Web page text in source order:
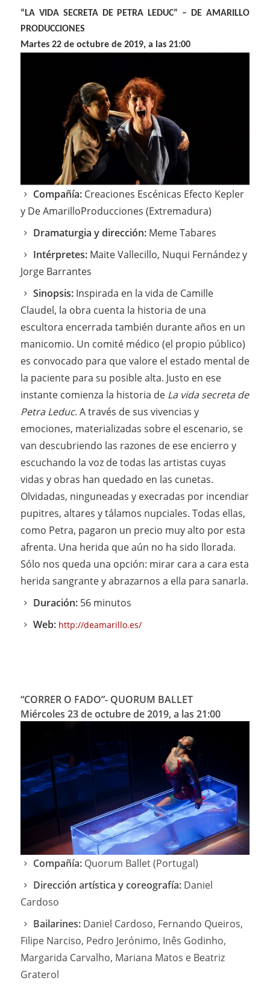
“LA VIDA SECRETA DE PETRA LEDUC” – DE AMARILLO
PRODUCCIONES
Martes 22 de octubre de 2019, a las 21:00
Compañía: Creaciones Escénicas Efecto Kepler
y De AmarilloProducciones (Extremadura)
Dramaturgia y dirección: Meme Tabares
Intérpretes: Maite Vallecillo, Nuqui Fernández y
Jorge Barrantes
Sinopsis: Inspirada en la vida de Camille
Claudel, la obra cuenta la historia de una
escultora encerrada también durante años en un
manicomio. Un comité médico (el propio público)
es convocado para que valore el estado mental de
la paciente para su posible alta. Justo en ese
instante comienza la historia de La vida secreta de
Petra Leduc. A través de sus vivencias y
emociones, materializadas sobre el escenario, se
van descubriendo las razones de ese encierro y
escuchando la voz de todas las artistas cuyas
vidas y obras han quedado en las cunetas.
Olvidadas, ninguneadas y execradas por incendiar
pupitres, altares y tálamos nupciales. Todas ellas,
como Petra, pagaron un precio muy alto por esta
afrenta. Una herida que aún no ha sido llorada.
Sólo nos queda una opción: mirar cara a cara esta
herida sangrante y abrazarnos a ella para sanarla.
Duración: 56 minutos
Web: http://deamarillo.es/
“CORRER O FADO”- QUORUM BALLET
Miércoles 23 de octubre de 2019, a las 21:00
Compañía: Quorum Ballet (Portugal)
Dirección artística y coreografía: Daniel
Cardoso
Bailarines: Daniel Cardoso, Fernando Queiros,
Filipe Narciso, Pedro Jerónimo, Inês Godinho,
Margarida Carvalho, Mariana Matos e Beatriz
Graterol